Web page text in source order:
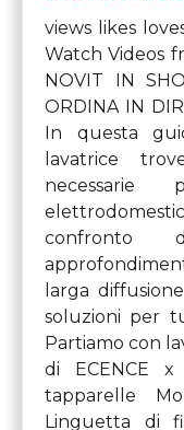
views likes
Watch Videos
NOVIT IN
ORDINA IN
In questa
lavatrice
larga
soluzioni per
Partiamo con
di ECENCE x
tapparelle
Linguetta di